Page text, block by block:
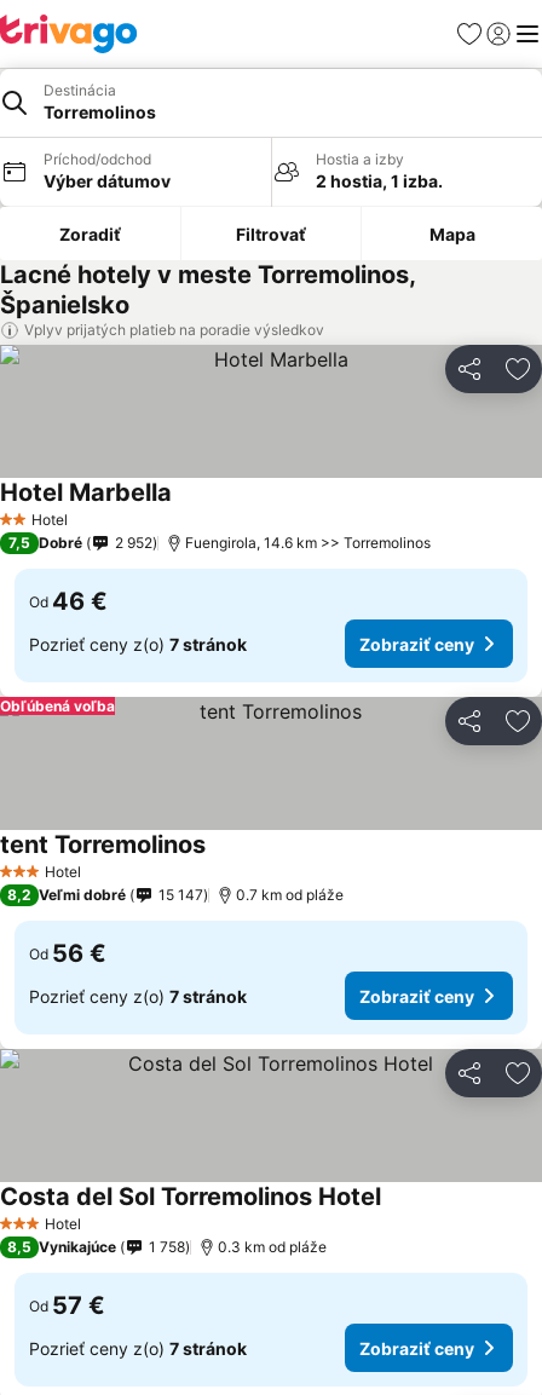
Obľúbené
Destinácia
Torremolinos
Príchod/odchod
Výber dátumov
Hostia a izby
2 hostia, 1 izba.
Zoradiť Filtrovať Mapa
Lacné hotely v meste Torremolinos,
Španielsko
Vplyv prijatých platieb na poradie výsledkov
Zdieľať
2 Počet hviezdičiek
Hotel
Hotel Marbella
7,5 Dobré 2 952 Fuengirola, 14.6 km >> Torremolinos
Od 46 €
Pozrieť ceny z(o) 7 stránok Zobraziť ceny
Zdieľať
Obľúbená voľba
3 Počet hviezdičiek
Hotel
tent Torremolinos
8,2 Veľmi dobré 15 147 0.7 km od pláže
Od 56 €
Pozrieť ceny z(o) 7 stránok Zobraziť ceny
Zdieľať
3 Počet hviezdičiek
Hotel
Costa del Sol Torremolinos Hotel
8,5 Vynikajúce 1 758 0.3 km od pláže
Od 57 €
Pozrieť ceny z(o) 7 stránok Zobraziť ceny